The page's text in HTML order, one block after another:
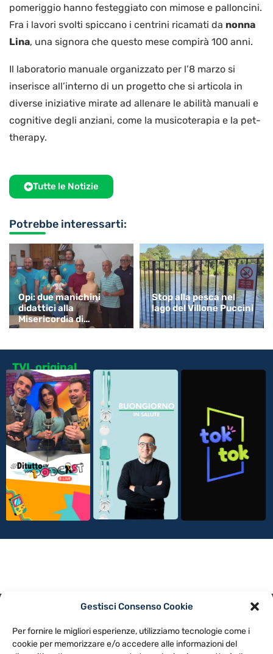
Gestisci Consenso Cookie
Per fornire le migliori esperienze, utilizziamo tecnologie come i
cookie per memorizzare e/o accedere alle informazioni del
pomeriggio hanno festeggiato con mimose e palloncini.
Fra i lavori svolti spiccano i centrini ricamati da nonna
Lina, una signora che questo mese compirà 100 anni.
Il laboratorio manuale organizzato per l’8 marzo si
inserisce all’interno di un progetto che si articola in
diverse iniziative mirate ad allenare le abilità manuali e
cognitive degli anziani, come la musicoterapia e la pet-
therapy.
Tutte le Notizie
Potrebbe interessarti:
Opi: due manichini
didattici alla
Misericordia di
Monsummano
Stop alla pesca nel
lago del Villone Puccini
TVL original
NOTE LEGALI
CONTATTACI PREFERENZE